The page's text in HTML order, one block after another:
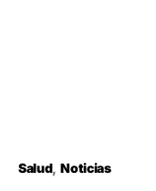
Salud Noticias